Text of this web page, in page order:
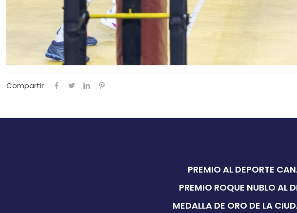
Compartir
PREMIO AL DEPORTE
PREMIO ROQUE NUBLO AL
MEDALLA DE ORO DE LA